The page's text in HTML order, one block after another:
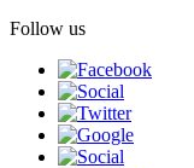
Follow us